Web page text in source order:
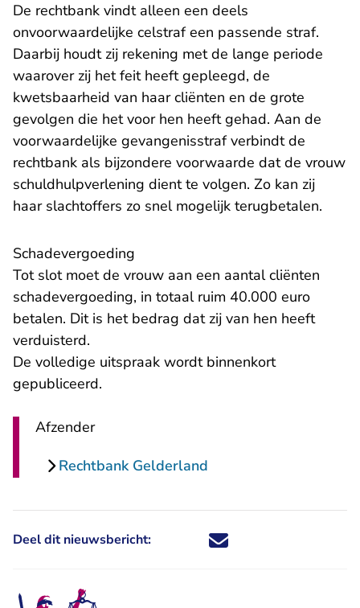
De rechtbank vindt alleen een deels
onvoorwaardelijke celstraf een passende straf.
Daarbij houdt zij rekening met de lange periode
waarover zij het feit heeft gepleegd, de
kwetsbaarheid van haar cliënten en de grote
gevolgen die het voor hen heeft gehad. Aan de
voorwaardelijke gevangenisstraf verbindt de
rechtbank als bijzondere voorwaarde dat de vrouw
schuldhulpverlening dient te volgen. Zo kan zij
haar slachtoffers zo snel mogelijk terugbetalen.
Schadevergoeding
Tot slot moet de vrouw aan een aantal cliënten
schadevergoeding, in totaal ruim 40.000 euro
betalen. Dit is het bedrag dat zij van hen heeft
verduisterd.
De volledige uitspraak wordt binnenkort
gepubliceerd.
Afzender
Rechtbank Gelderland
Deel dit nieuwsbericht: Deel dit nieuwsbericht via X -
Deel dit nieuwsbericht via
Deel dit nieuwsbericht
Deel dit